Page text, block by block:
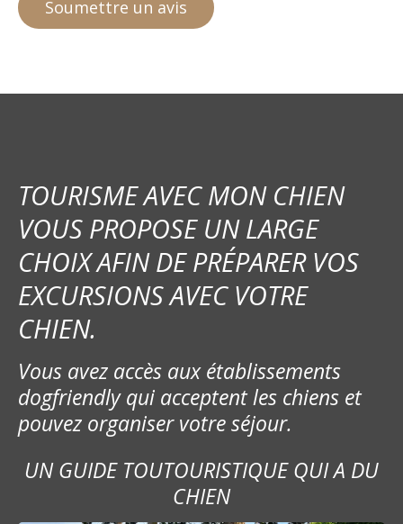
TOURISME AVEC MON CHIEN
VOUS PROPOSE UN LARGE
CHOIX AFIN DE PRÉPARER VOS
EXCURSIONS AVEC VOTRE
CHIEN.
Vous avez accès aux établissements
dogfriendly qui acceptent les chiens et
pouvez organiser votre séjour.
UN GUIDE TOUTOURISTIQUE QUI A DU
CHIEN